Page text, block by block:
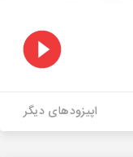
اپیزودهای دیگر